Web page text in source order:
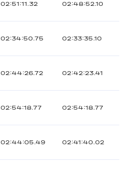
02:51:11.32 02:48:52.10
02:34:50.75 02:33:35.10
02:44:26.72 02:42:23.41
02:54:18.77 02:54:18.77
02:44:05.49 02:41:40.02